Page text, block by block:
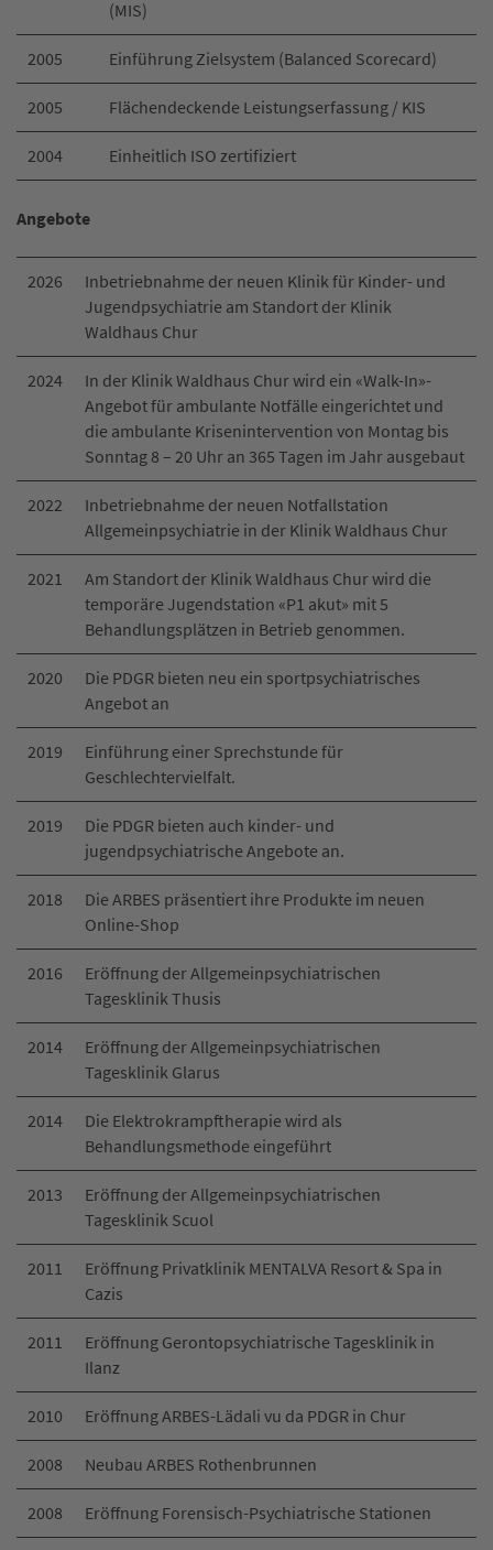
(MIS)
2005 Einführung Zielsystem (Balanced Scorecard)
2005 Flächendeckende Leistungserfassung / KIS
2004 Einheitlich ISO zertifiziert
Angebote
2026
Inbetriebnahme der neuen Klinik für Kinder- und
Jugendpsychiatrie am Standort der Klinik
Waldhaus Chur
2024
In der Klinik Waldhaus Chur wird ein «Walk-In»-
Angebot für ambulante Notfälle eingerichtet und
die ambulante Krisenintervention von Montag bis
Sonntag 8 – 20 Uhr an 365 Tagen im Jahr ausgebaut
2022
Inbetriebnahme der neuen Notfallstation
Allgemeinpsychiatrie in der Klinik Waldhaus Chur
2021
Am Standort der Klinik Waldhaus Chur wird die
temporäre Jugendstation «P1 akut» mit 5
Behandlungsplätzen in Betrieb genommen.
2020
Die PDGR bieten neu ein sportpsychiatrisches
Angebot an
2019
Einführung einer Sprechstunde für
Geschlechtervielfalt.
2019
Die PDGR bieten auch kinder- und
jugendpsychiatrische Angebote an.
2018
Die ARBES präsentiert ihre Produkte im neuen
Online-Shop
2016
Eröffnung der Allgemeinpsychiatrischen
Tagesklinik Thusis
2014
Eröffnung der Allgemeinpsychiatrischen
Tagesklinik Glarus
2014
Die Elektrokrampftherapie wird als
Behandlungsmethode eingeführt
2013
Eröffnung der Allgemeinpsychiatrischen
Tagesklinik Scuol
2011
Eröffnung Privatklinik MENTALVA Resort & Spa in
Cazis
2011
Eröffnung Gerontopsychiatrische Tagesklinik in
Ilanz
2010 Eröffnung ARBES-Lädali vu da PDGR in Chur
2008 Neubau ARBES Rothenbrunnen
2008 Eröffnung Forensisch-Psychiatrische Stationen